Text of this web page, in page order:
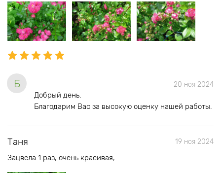
Б 20 ноя 2024
Добрый день.
Благодарим Вас за высокую оценку нашей работы.
Таня 19 ноя 2024
Зацвела 1 раз, очень красивая,